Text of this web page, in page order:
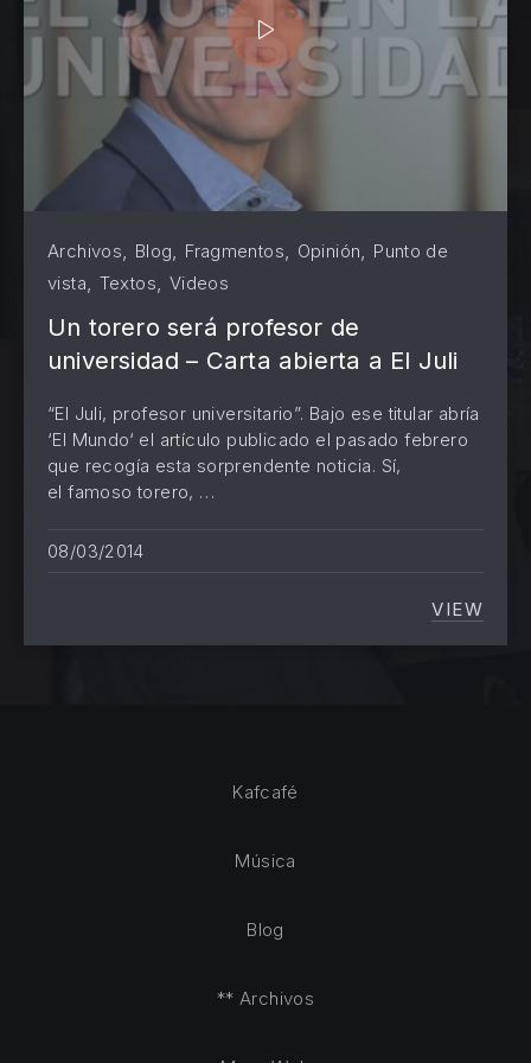
Archivos, Blog, Fragmentos, Opinión, Punto de
vista, Textos, Videos
Un torero será profesor de
universidad – Carta abierta a El Juli
“El Juli, profesor universitario”. Bajo ese titular abría
‘El Mundo‘ el artículo publicado el pasado febrero
que recogía esta sorprendente noticia. Sí,
el famoso torero, …
08/03/2014
VIEW
UN
Kafcafé
Música
Blog
** Archivos
PREVIOUS